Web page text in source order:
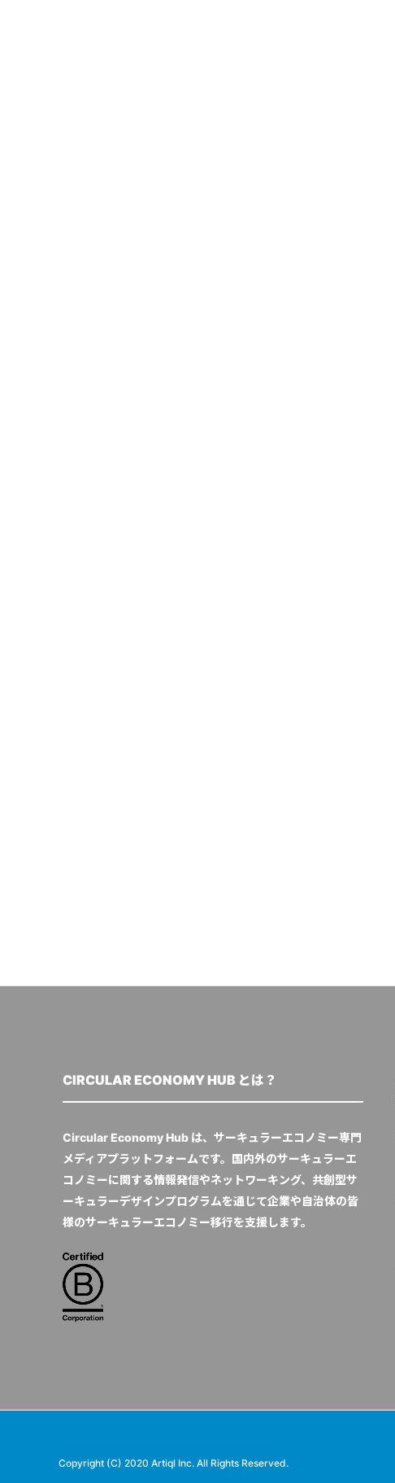
CIRCULAR ECONOMY HUB とは？
Circular Economy Hub は、サーキュラーエコノミー専門
メディアプラットフォームです。国内外のサーキュラーエ
コノミーに関する情報発信やネットワーキング、共創型サ
ーキュラーデザインプログラムを通じて企業や自治体の皆
様のサーキュラーエコノミー移行を支援します。
Copyright (C) 2020 Artiql Inc. All Rights Reserved.